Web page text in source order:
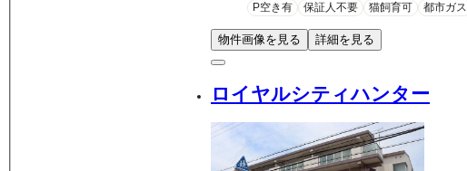
P空き有 保証人不要 猫飼育可 都市ガス
物件画像を見る 詳細を見る
ロイヤルシティハンター